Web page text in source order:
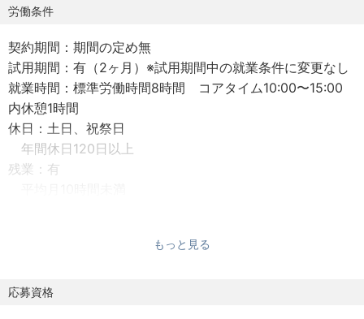
90％以上が一次請け、常駐なしで、大手企業との直接取引
ます。
あなたのスキルとアイデアが、サービスの信頼性を大きく
左右する環境です。
【得意分野】
C#、C++ などの基盤技術から、React.js、Vue.js、
TypeScript、Go、Python などのモダン技術まで幅広く対
計・運用実績も豊富です。
労働条件
契約期間：期間の定め無
試⽤期間：有（2ヶ⽉）※試用期間中の就業条件に変更なし
就業時間：標準労働時間8時間 コアタイム10:00〜15:00
内休憩1時間
休⽇：⼟⽇、祝祭⽇
年間休日120日以上
残業：有
30歳女性（入社5年目） 1,400万円
もっと見る
応募資格